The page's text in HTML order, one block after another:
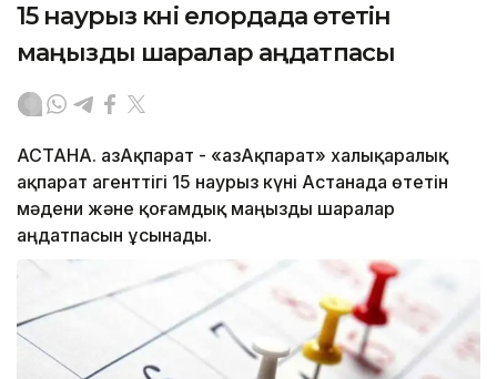
15 наурыз күні елордада өтетін
маңызды шаралар аңдатпасы
АСТАНА. ҚазАқпарат - «ҚазАқпарат» халықаралық
ақпарат агенттігі 15 наурыз күні Астанада өтетін
мәдени және қоғамдық маңызды шаралар
аңдатпасын ұсынады.